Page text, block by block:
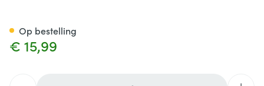
€ 15,99
Op bestelling